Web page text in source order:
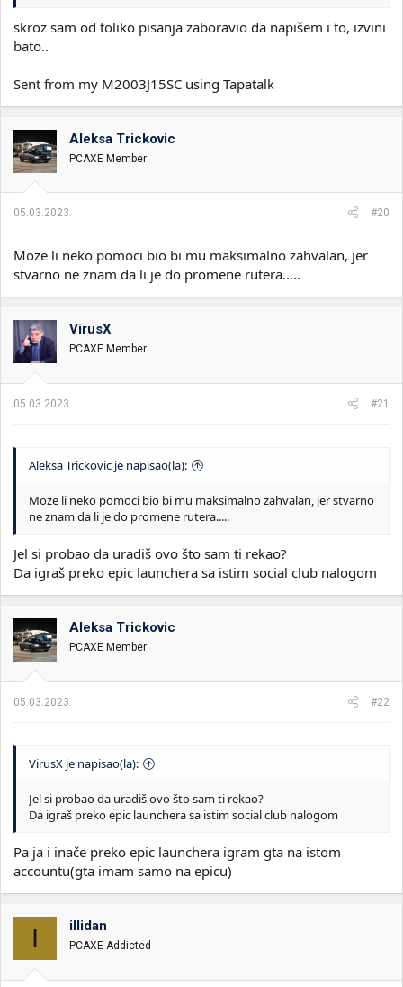
nigde ne pise da si menjao rutere
nema odgovora
skroz sam od toliko pisanja zaboravio da napišem i to, izvini
bato..
Sent from my M2003J15SC using Tapatalk
Aleksa Trickovic
PCAXE Member
05.03.2023. #20
Moze li neko pomoci bio bi mu maksimalno zahvalan, jer
stvarno ne znam da li je do promene rutera.....
VirusX
PCAXE Member
05.03.2023. #21
Aleksa Trickovic je napisao(la):
Moze li neko pomoci bio bi mu maksimalno zahvalan, jer stvarno
ne znam da li je do promene rutera.....
Jel si probao da uradiš ovo što sam ti rekao?
Da igraš preko epic launchera sa istim social club nalogom
Aleksa Trickovic
PCAXE Member
05.03.2023. #22
VirusX je napisao(la):
Jel si probao da uradiš ovo što sam ti rekao?
Da igraš preko epic launchera sa istim social club nalogom
Pa ja i inače preko epic launchera igram gta na istom
accountu(gta imam samo na epicu)
I illidan
PCAXE Addicted